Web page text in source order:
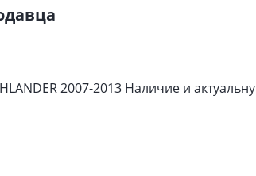
2007-2013 Наличие и